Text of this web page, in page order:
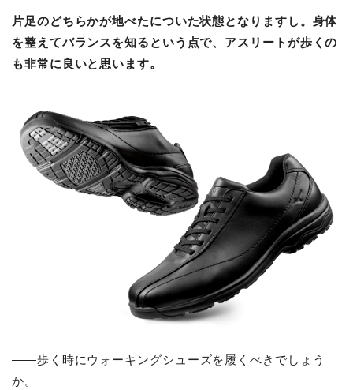
片足のどちらかが地べたについた状態となりますし。身体
を整えてバランスを知るという点で、アスリートが歩くの
も非常に良いと思います。
――歩く時にウォーキングシューズを履くべきでしょう
か。